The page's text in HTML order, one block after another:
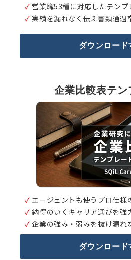
✓ 営業職53種に対応したテンプ
✓実績を漏れなく伝え書類通過
ダウンロード
企業比較表テン
✓エージェントも使うプロ仕様
✓納得のいくキャリア選びを強
✓企業の強み・弱みを抜け漏れ
ダウンロード